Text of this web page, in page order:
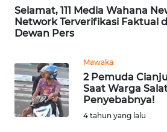
Selamat, 111 Media Wahana
Network Terverifikasi Faktual
Dewan Pers
Mawaka
2 Pemuda
Saat Warga
Penyebabnya!
4 tahun yang lalu
WAHANA
MAWAKA